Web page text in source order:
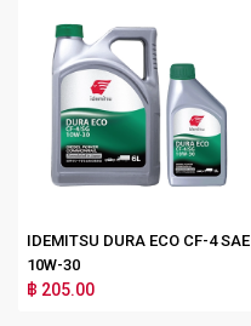
IDEMITSU DURA ECO CF-4 SAE
10W-30
฿ 205.00